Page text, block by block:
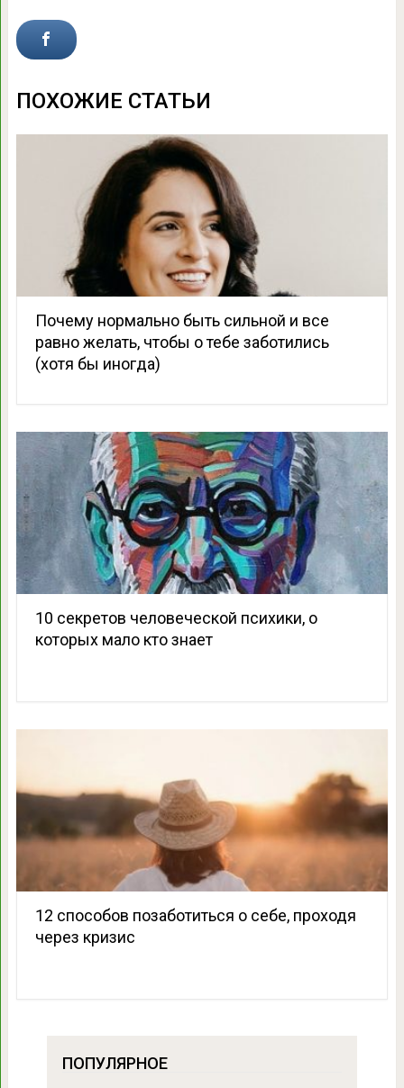
ПОХОЖИЕ СТАТЬИ
Почему нормально быть сильной и все
равно желать, чтобы о тебе заботились
(хотя бы иногда)
10 секретов человеческой психики, о
которых мало кто знает
12 способов позаботиться о себе, проходя
через кризис
ПОПУЛЯРНОЕ